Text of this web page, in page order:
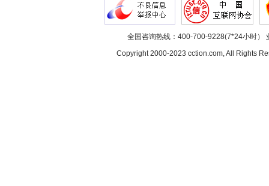
全国咨询热线：400-700-9228(7*24小时）
Copyright 2000-2023 cction.com, All Rights